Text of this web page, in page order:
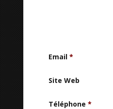
Email *
Site Web
Téléphone *